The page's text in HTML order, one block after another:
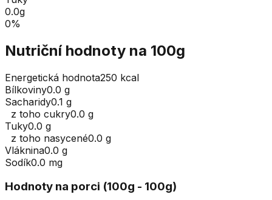
0.0g
0%
Nutriční hodnoty na 100g
Energetická hodnota250 kcal
Bílkoviny0.0 g
Sacharidy0.1 g
z toho cukry0.0 g
Tuky0.0 g
z toho nasycené0.0 g
Vláknina0.0 g
Sodík0.0 mg
Hodnoty na porci (100g - 100g)